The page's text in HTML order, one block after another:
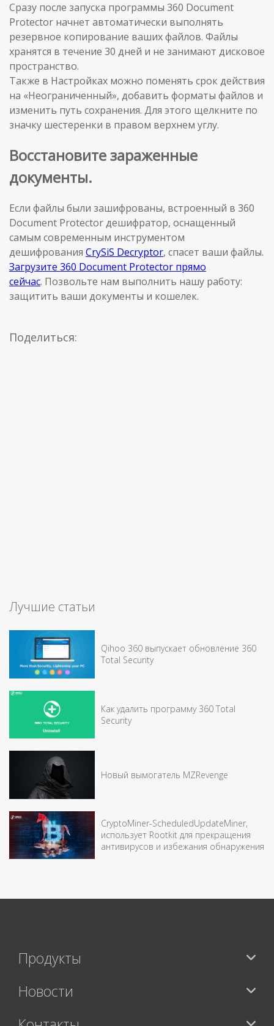
Сразу после запуска программы 360 Document
Protector начнет автоматически выполнять
резервное копирование ваших файлов. Файлы
хранятся в течение 30 дней и не занимают дисковое
пространство.
Также в Настройках можно поменять срок действия
на «Неограниченный», добавить форматы файлов и
изменить путь сохранения. Для этого щелкните по
значку шестеренки в правом верхнем углу.
Восстановите зараженные
документы.
Если файлы были зашифрованы, встроенный в 360
Document Protector дешифратор, оснащенный
самым современным инструментом
дешифрования CrySiS Decryptor, спасет ваши файлы.
Загрузите 360 Document Protector прямо
сейчас. Позвольте нам выполнить нашу работу:
защитить ваши документы и кошелек.
Поделиться:
Лучшие статьи
Qihoo 360 выпускает обновление 360
Total Security
Как удалить программу 360 Total
Security
Новый вымогатель MZRevenge
CryptoMiner-ScheduledUpdateMiner,
использует Rootkit для прекращения
антивирусов и избежания обнаружения
Продукты
Новости